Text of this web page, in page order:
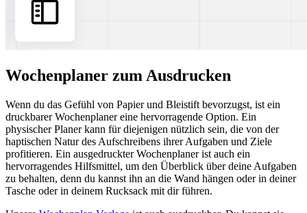
Wochenplaner zum Ausdrucken
Wenn du das Gefühl von Papier und Bleistift bevorzugst, ist ein
druckbarer Wochenplaner eine hervorragende Option. Ein
physischer Planer kann für diejenigen nützlich sein, die von der
haptischen Natur des Aufschreibens ihrer Aufgaben und Ziele
profitieren. Ein ausgedruckter Wochenplaner ist auch ein
hervorragendes Hilfsmittel, um den Überblick über deine Aufgaben
zu behalten, denn du kannst ihn an die Wand hängen oder in deiner
Tasche oder in deinem Rucksack mit dir führen.